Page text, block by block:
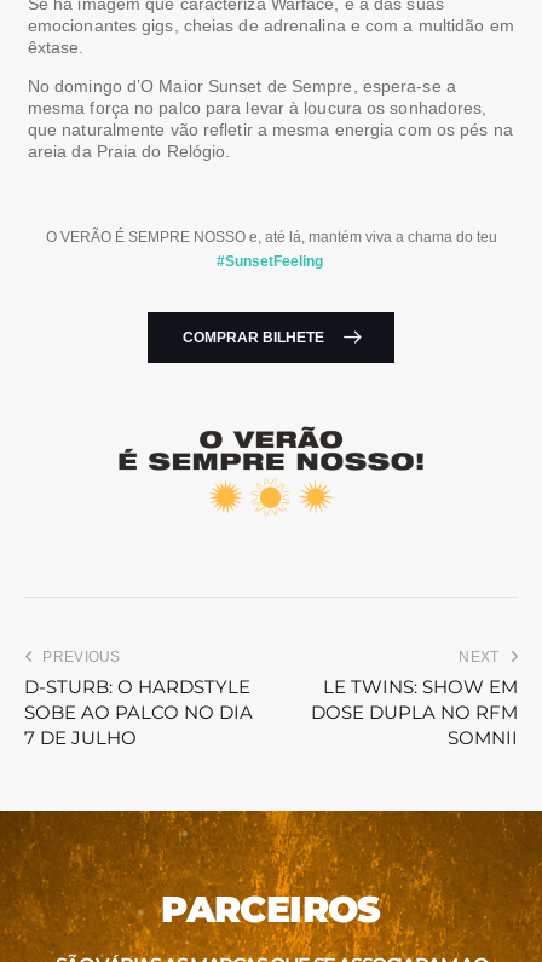
emocionantes gigs cheias de adrenalina ecom a multidão em
êxtase
No domingo d’O Maior Sunset de Sempre, espera-se a
mesma força no palco para levar à loucura os sonhadores,
que naturalmente vão refletir a mesma energia com os pés na
areia da Praia do Relógio.
O VERÃO É SEMPRE NOSSO e, até lá, mantém viva a chama do teu
#SunsetFeeling
COMPRAR BILHETE
PREVIOUS
D-STURB: O HARDSTYLE
SOBE AO PALCO NO DIA
7 DE JULHO
NEXT
LE TWINS: SHOW EM
DOSE DUPLA NO RFM
SOMNII
PARCEIROS